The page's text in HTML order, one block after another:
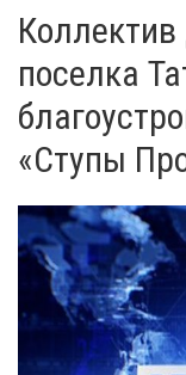
Коллектив
поселка
«Ступы